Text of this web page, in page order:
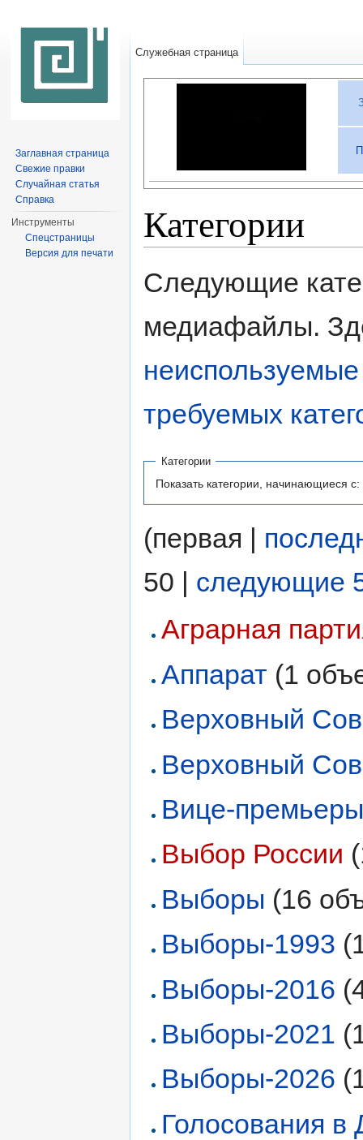
Категории
Следующие
медиафайлы.
неиспользуемые
требуемых
Категории
Показать категории, начинающиеся с:
(первая |
50 | следующие
Аграрная
Аппарат (1
Верховный
Верховный
Вице-
Выбор России
Выборы (16
Выборы-1993
Выборы-2016
Выборы-2021
Выборы-2026
Голосования в
Служебная страница
Заглавная страница
Свежие правки
Случайная статья
Справка
Инструменты
Спецстраницы
Версия для печати